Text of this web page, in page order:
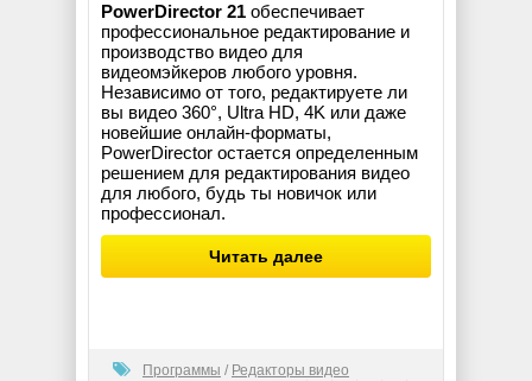
PowerDirector 21 обеспечивает
профессиональное редактирование и
производство видео для
видеомэйкеров любого уровня.
Независимо от того, редактируете ли
вы видео 360°, Ultra HD, 4K или даже
новейшие онлайн-форматы,
PowerDirector остается определенным
решением для редактирования видео
для любого, будь ты новичок или
профессионал.
Читать далее
Программы / Редакторы видео